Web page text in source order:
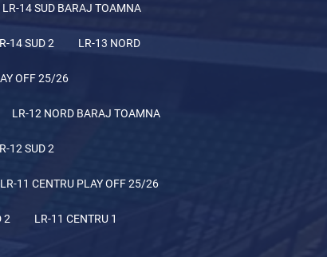
LR-14 SUD BARAJ TOAMNA
14 SUD 2 LR-13 NORD
OFF 25/26
LR-12 NORD BARAJ TOAMNA
12 SUD 2
LR-11 CENTRU PLAY OFF 25/26
2 LR-11 CENTRU 1